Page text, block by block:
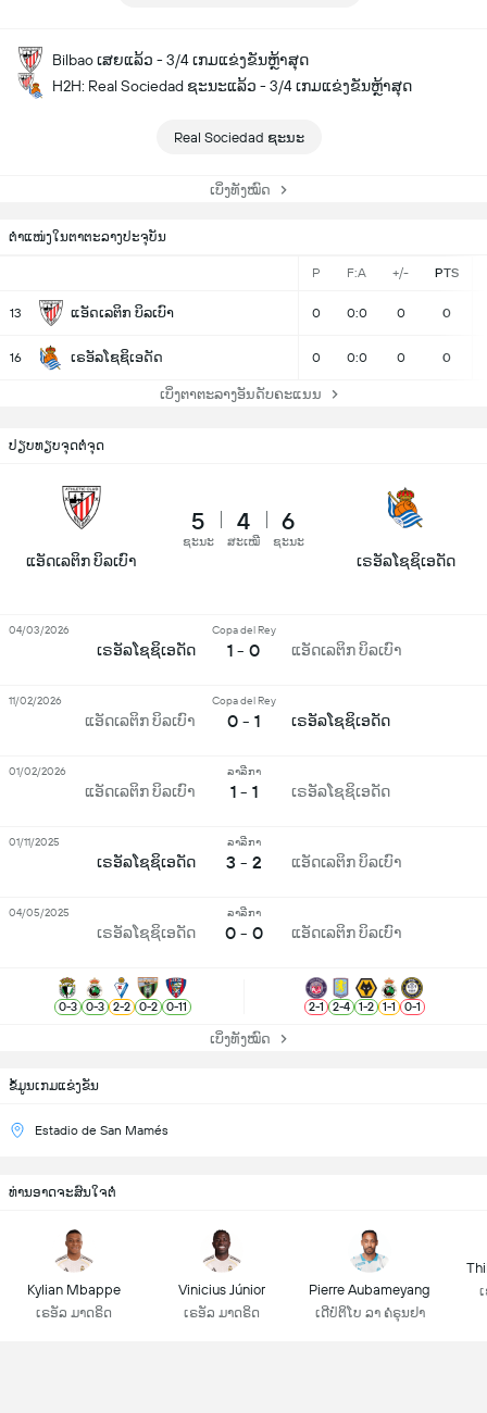
Bilbao ເສຍແລ້ວ - 3/4 ເກມແຂ່ງຂັນຫຼ້າສຸດ
H2H: Real Sociedad ຊະນະແລ້ວ - 3/4 ເກມແຂ່ງຂັນຫຼ້າສຸດ
Real Sociedad ຊະນະ
ເບິ່ງທັງໝົດ
ຕຳແໜ່ງໃນຕາຕະລາງປະຈຸບັນ
P F:A +/- PTS
13 ແອັດເລຕິກ ບິລເບົາ 0 0:0 0 0
16 ເຣອັລໂຊຊິເອດັດ 0 0:0 0 0
ເບິ່ງຕາຕະລາງອັນດັບຄະແນນ
ຂ້ໍມູນເກມແຂ່ງຂັນ
Estadio de San Mamés
ປຽບທຽບຈຸດຕໍ່ຈຸດ
ແອັດເລຕິກ ບິລເບົາ
5
ຊະນະ
4
ສະເໝີ
6
ຊະນະ
ເຣອັລໂຊຊິເອດັດ
ເຣອັລໂຊຊິເອດັດ
Copa del Rey
1 - 0 ແອັດເລຕິກ ບິລເບົາ
04/03/2026
ແອັດເລຕິກ ບິລເບົາ
Copa del Rey
0 - 1 ເຣອັລໂຊຊິເອດັດ
11/02/2026
ແອັດເລຕິກ ບິລເບົາ
ລາລີກາ
1 - 1 ເຣອັລໂຊຊິເອດັດ
01/02/2026
ເຣອັລໂຊຊິເອດັດ
ລາລີກາ
3 - 2 ແອັດເລຕິກ ບິລເບົາ
01/11/2025
ເຣອັລໂຊຊິເອດັດ
ລາລີກາ
0 - 0 ແອັດເລຕິກ ບິລເບົາ
04/05/2025
0-3 0-3 2-2 0-2 0-11 2-1 2-4 1-2 1-1 0-1
ເບິ່ງທັງໝົດ
ທ່ານອາດຈະສົນໃຈຕໍ່
Kylian Mbappe
ເຣອັລ ມາດຣິດ
Vinicius Júnior
ເຣອັລ ມາດຣິດ
Pierre Aubameyang
ເດີປໍຕິໂບ ລາ ຄໍຣຸນຢາ